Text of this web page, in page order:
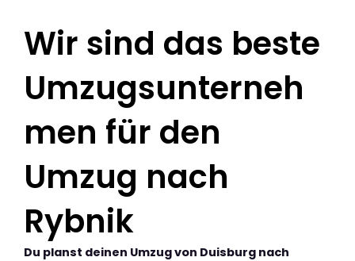
Wir sind das beste
Umzugsunterneh
men für den
Umzug nach
Rybnik
Du planst deinen Umzug von Duisburg nach